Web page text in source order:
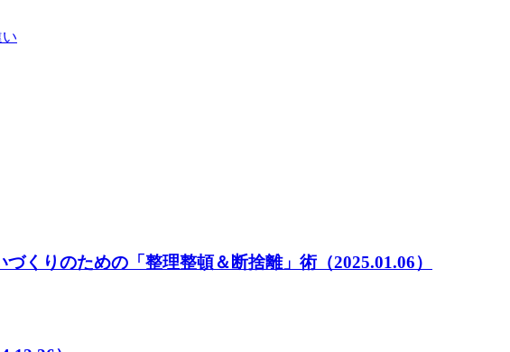
くりのための「整理整頓＆断捨離」術（2025.01.06）